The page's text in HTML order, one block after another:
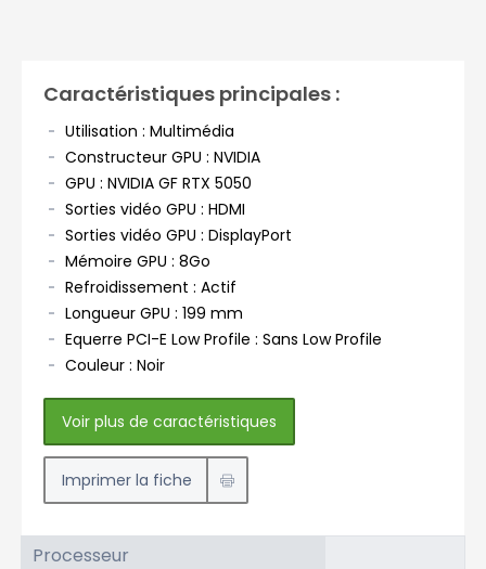
Caractéristiques principales :
Utilisation : Multimédia
Constructeur GPU : NVIDIA
GPU : NVIDIA GF RTX 5050
Sorties vidéo GPU : HDMI
Sorties vidéo GPU : DisplayPort
Mémoire GPU : 8Go
Refroidissement : Actif
Longueur GPU : 199 mm
Equerre PCI-E Low Profile : Sans Low Profile
Couleur : Noir
Voir plus de caractéristiques
Imprimer la fiche
Processeur